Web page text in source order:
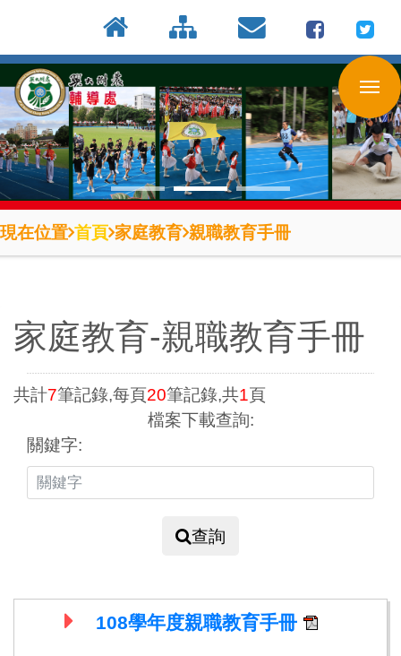
到
主
要
內
容
區
現在位置 首頁 家庭教育 親職教育手冊
家庭教育-親職教育手冊
共計7筆記錄,每頁20筆記錄,共1頁
檔案下載查詢:
關鍵字:
查詢
108學年度親職教育手冊